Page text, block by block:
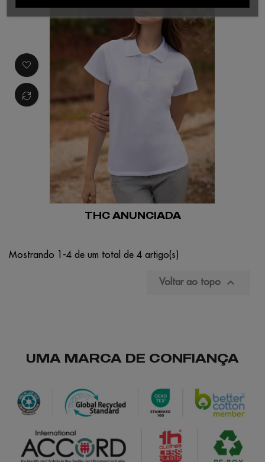
THC ANUNCIADA
Mostrando 1-4 de um total de 4 artigo(s)
Voltar ao topo 
UMA MARCA DE CONFIANÇA